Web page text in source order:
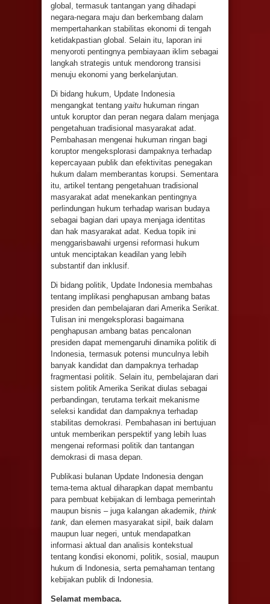
global, termasuk tantangan yang dihadapi
negara-negara maju dan berkembang dalam
mempertahankan stabilitas ekonomi di tengah
ketidakpastian global. Selain itu, laporan ini
menyoroti pentingnya pembiayaan iklim sebagai
langkah strategis untuk mendorong transisi
menuju ekonomi yang berkelanjutan.
Di bidang hukum, Update Indonesia
mengangkat tentang yaitu hukuman ringan
untuk koruptor dan peran negara dalam menjaga
pengetahuan tradisional masyarakat adat.
Pembahasan mengenai hukuman ringan bagi
koruptor mengeksplorasi dampaknya terhadap
kepercayaan publik dan efektivitas penegakan
hukum dalam memberantas korupsi. Sementara
itu, artikel tentang pengetahuan tradisional
masyarakat adat menekankan pentingnya
perlindungan hukum terhadap warisan budaya
sebagai bagian dari upaya menjaga identitas
dan hak masyarakat adat. Kedua topik ini
menggarisbawahi urgensi reformasi hukum
untuk menciptakan keadilan yang lebih
substantif dan inklusif.
Di bidang politik, Update Indonesia membahas
tentang implikasi penghapusan ambang batas
presiden dan pembelajaran dari Amerika Serikat.
Tulisan ini mengeksplorasi bagaimana
penghapusan ambang batas pencalonan
presiden dapat memengaruhi dinamika politik di
Indonesia, termasuk potensi munculnya lebih
banyak kandidat dan dampaknya terhadap
fragmentasi politik. Selain itu, pembelajaran dari
sistem politik Amerika Serikat diulas sebagai
perbandingan, terutama terkait mekanisme
seleksi kandidat dan dampaknya terhadap
stabilitas demokrasi. Pembahasan ini bertujuan
untuk memberikan perspektif yang lebih luas
mengenai reformasi politik dan tantangan
demokrasi di masa depan.
Publikasi bulanan Update Indonesia dengan
tema-tema aktual diharapkan dapat membantu
para pembuat kebijakan di lembaga pemerintah
maupun bisnis – juga kalangan akademik, think
tank, dan elemen masyarakat sipil, baik dalam
maupun luar negeri, untuk mendapatkan
informasi aktual dan analisis kontekstual
tentang kondisi ekonomi, politik, sosial, maupun
hukum di Indonesia, serta pemahaman tentang
kebijakan publik di Indonesia.
Selamat membaca.